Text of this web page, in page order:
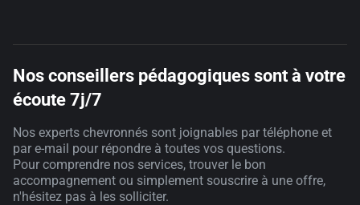
Nos conseillers pédagogiques sont à votre
écoute 7j/7
Nos experts chevronnés sont joignables par téléphone et
par e-mail pour répondre à toutes vos questions.
Pour comprendre nos services, trouver le bon
accompagnement ou simplement souscrire à une offre,
n'hésitez pas à les solliciter.